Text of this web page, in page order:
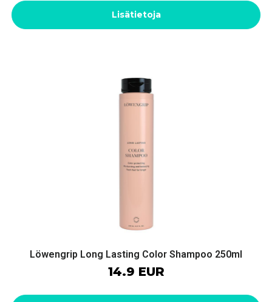
Lisätietoja
Löwengrip Long Lasting Color Shampoo 250ml
14.9 EUR